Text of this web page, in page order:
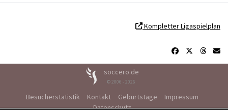
Kompletter Ligaspielplan
soccero.de
© 2006 - 2026
Besucherstatistik Kontakt Geburtstage
Impressum
Datenschutz